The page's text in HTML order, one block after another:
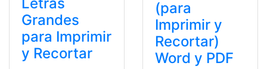
Grandes
para Imprimir
y Recortar
(para
Imprimir y
Recortar)
Word y PDF